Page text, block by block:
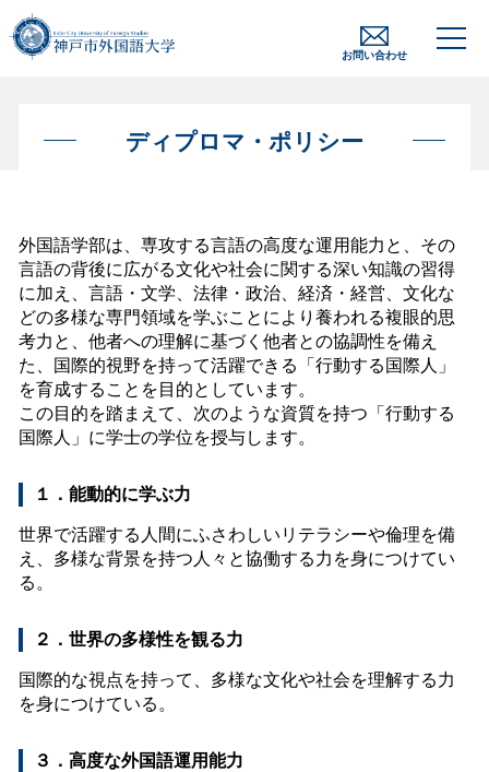
お問い合わせ
ディプロマ・ポリシー
外国語学部は、専攻する言語の高度な運用能力と、その
言語の背後に広がる文化や社会に関する深い知識の習得
に加え、言語・文学、法律・政治、経済・経営、文化な
どの多様な専門領域を学ぶことにより養われる複眼的思
考力と、他者への理解に基づく他者との協調性を備え
た、国際的視野を持って活躍できる「行動する国際人」
を育成することを目的としています。
この目的を踏まえて、次のような資質を持つ「行動する
国際人」に学士の学位を授与します。
１．能動的に学ぶ力
世界で活躍する人間にふさわしいリテラシーや倫理を備
え、多様な背景を持つ人々と協働する力を身につけてい
る。
２．世界の多様性を観る力
国際的な視点を持って、多様な文化や社会を理解する力
を身につけている。
３．高度な外国語運用能力